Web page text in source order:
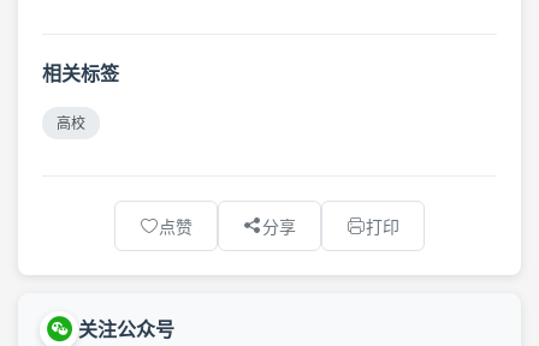
相关标签
高校
点赞 分享 打印
关注公众号